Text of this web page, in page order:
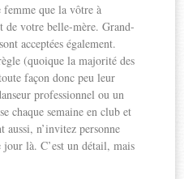
femme que la vôtre à
de votre belle-mère. Grand-
acceptées également.
(quoique la majorité des
façon donc peu leur
professionnel ou un
chaque semaine en club et
aussi, n’invitez personne
là. C’est un détail, mais